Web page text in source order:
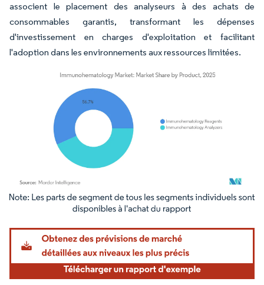
associent le placement des analyseurs à des achats de
consommables garantis, transformant les dépenses
d'investissement en charges d'exploitation et facilitant
l'adoption dans les environnements aux ressources limitées.
Image © Mordor Intelligence. La réutilisation nécessite une attribution sous CC BY